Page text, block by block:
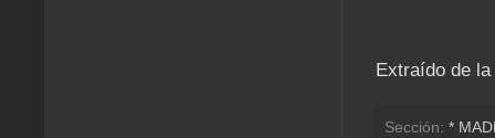
Extraído de
Sección: *